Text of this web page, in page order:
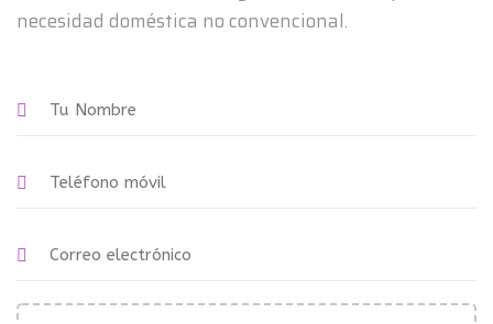
necesidad doméstica no convencional.